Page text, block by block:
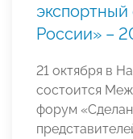
России» –
21 октября в
состоится
форум